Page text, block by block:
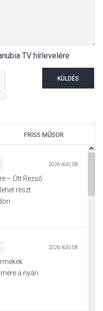
TV hírlevelére
KÜLDÉS
FRISS MŰSOR
2026 AUG 08
– Ott Rezső
részt
2026 AUG 08
a nyári